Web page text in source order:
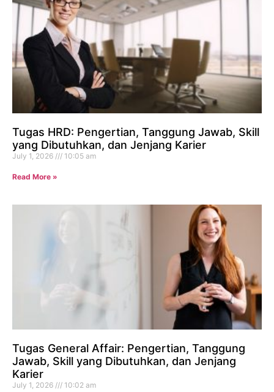
Tugas HRD: Pengertian, Tanggung Jawab, Skill
yang Dibutuhkan, dan Jenjang Karier
July 1, 2026 10:05 am
Read More »
Tugas General Affair: Pengertian, Tanggung
Jawab, Skill yang Dibutuhkan, dan Jenjang
Karier
July 1, 2026 10:02 am